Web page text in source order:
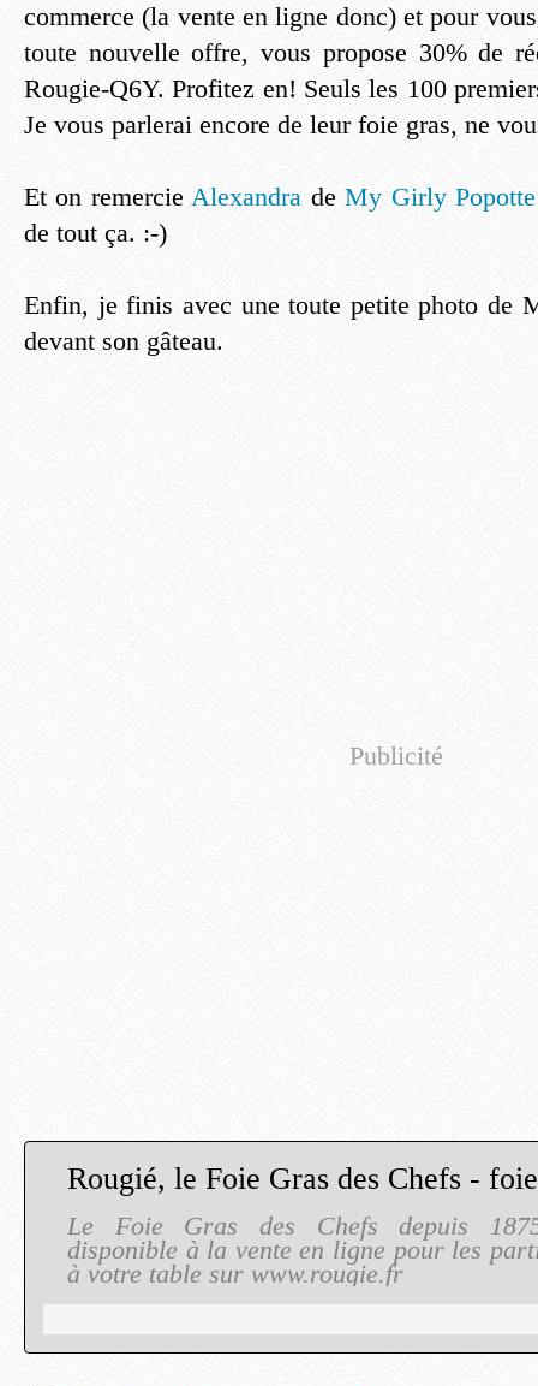
commerce (la vente en ligne donc) et pour
toute nouvelle offre, vous propose 30% de
Rougie-Q6Y. Profitez en! Seuls les 100
Je vous parlerai encore de leur foie gras, ne
Et on remercieAlexandra deMy Girly Popotte
de tout ça. :-)
Enfin, je finis avec une toute petite photo de
devant son gâteau.
Publicité
Le Foie Gras des Chefs depuis
disponible à la vente en ligne pour les
à votre table sur www.rougie.fr